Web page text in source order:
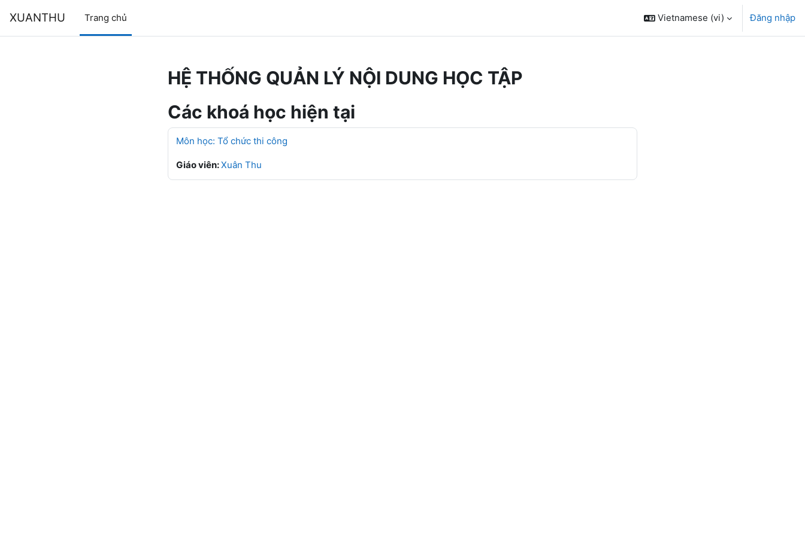
XUANTHU Trang chủ Vietnamese ‎(vi)‎ Đăng nhập
HỆ THỐNG QUẢN LÝ NỘI DUNG HỌC TẬP
Các khoá học hiện tại
Môn học: Tổ chức thi công
Giáo viên:Xuân Thu